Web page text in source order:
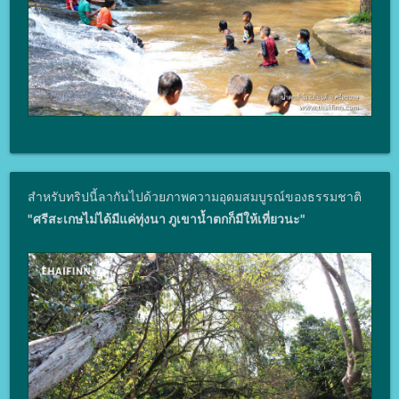
สำหรับทริปนี้ลากันไปด้วยภาพความอุดมสมบูรณ์ของธรรมชาติ
"ศรีสะเกษไม่ได้มีแค่ทุ่งนา ภูเขาน้ำตกก็มีให้เที่ยวนะ"